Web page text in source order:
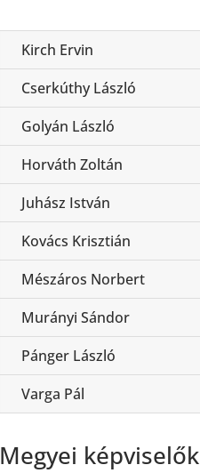
Kirch Ervin
Cserkúthy László
Golyán László
Horváth Zoltán
Juhász István
Kovács Krisztián
Mészáros Norbert
Murányi Sándor
Pánger László
Varga Pál
Megyei képviselők